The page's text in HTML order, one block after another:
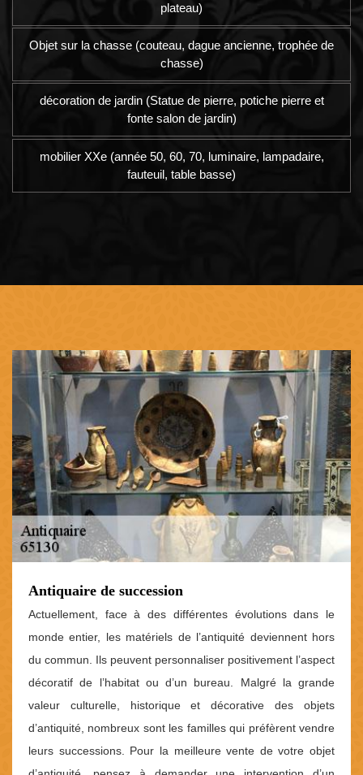
plateau)
Objet sur la chasse (couteau, dague ancienne, trophée de
chasse)
décoration de jardin (Statue de pierre, potiche pierre et
fonte salon de jardin)
mobilier XXe (année 50, 60, 70, luminaire, lampadaire,
fauteuil, table basse)
Antiquaire de succession
Actuellement, face à des différentes évolutions dans le
monde entier, les matériels de l’antiquité deviennent hors
du commun. Ils peuvent personnaliser positivement l’aspect
décoratif de l’habitat ou d’un bureau. Malgré la grande
valeur culturelle, historique et décorative des objets
d’antiquité, nombreux sont les familles qui préfèrent vendre
leurs successions. Pour la meilleure vente de votre objet